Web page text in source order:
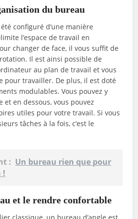
du bureau
configuré d’une manière
l’espace de travail en
changer de face, il vous suffit de
Il est ainsi possible de
au plan de travail et vous
pour travailler. De plus, il est doté
modulables. Vous pouvez y
et en dessous, vous pouvez
utiles pour votre travail. Si vous
tâches à la fois, c’est le
: Un bureau rien que pour
!
et le rendre confortable
classique, un bureau d’angle est